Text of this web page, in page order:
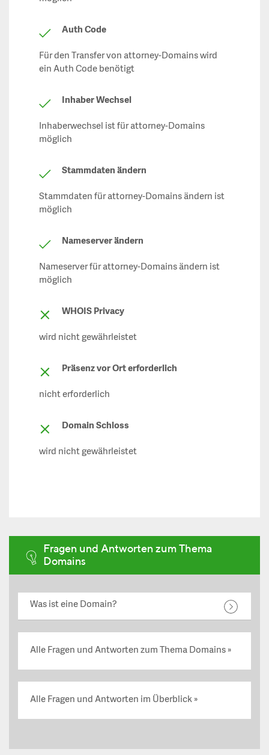
Auth Code
Für den Transfer von attorney-Domains wird
ein Auth Code benötigt
Inhaber Wechsel
Inhaberwechsel ist für attorney-Domains
möglich
Stammdaten ändern
Stammdaten für attorney-Domains ändern ist
möglich
Nameserver ändern
Nameserver für attorney-Domains ändern ist
möglich
WHOIS Privacy
wird nicht gewährleistet
Präsenz vor Ort erforderlich
nicht erforderlich
Domain Schloss
wird nicht gewährleistet
Fragen und Antworten zum Thema
Domains
Was ist eine Domain?
Alle Fragen und Antworten zum Thema Domains
Alle Fragen und Antworten im Überblick